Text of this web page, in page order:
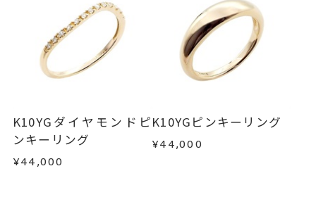
※お急ぎの方はご注文前にお問い合わせくださ
い。事前に現在の納期状況を確認いたします。
お届け予定日はご注文から2営業日以内にメールに
詳しくはこちら
・過度な交換・返品を繰り返している場合
商品の品質には万全を期しておりますが、万が一
不良品の場合、またはご注文のお品と異なる場合
は、早急に商品を交換させていただきます。
はお問い合わせフォームよりご連絡ください。
この場合の返送料は弊社にて負担いたしますの
で、着払いにてご返送ください。
詳細はこちら
K10YGダイヤモンドピ
ンキーリング
¥44,000
K10YGピンキーリング
¥44,000